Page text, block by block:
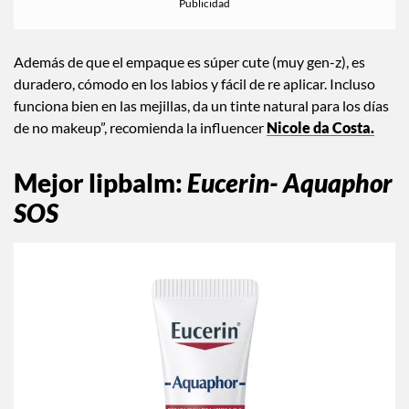
Además de que el empaque es súper cute (muy gen-z), es
duradero, cómodo en los labios y fácil de re aplicar. Incluso
funciona bien en las mejillas, da un tinte natural para los días
de no makeup”, recomienda la influencer Nicole da Costa.
Mejor lipbalm:Eucerin- Aquaphor
SOS